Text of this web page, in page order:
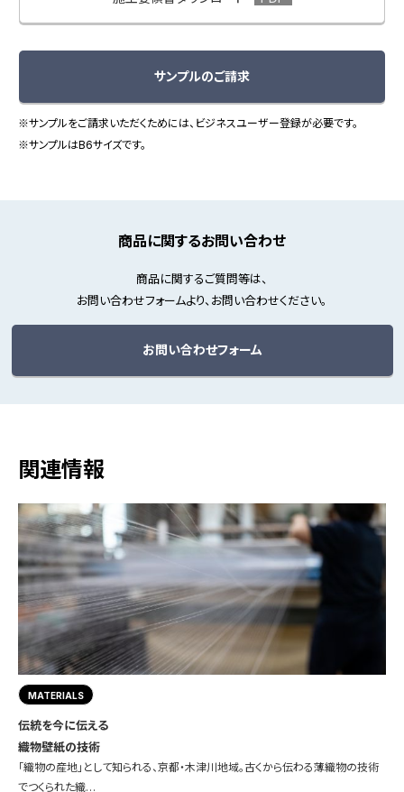
サンプルのご請求
※サンプルをご請求いただくためには、ビジネスユーザー登録が必要です。
※サンプルはB6サイズです。
商品に関するお問い合わせ
商品に関するご質問等は、
お問い合わせフォームより、お問い合わせください。
お問い合わせフォーム
関連情報
MATERIALS
伝統を今に伝える
織物壁紙の技術
「織物の産地」として知られる、京都・木津川地域。古くから伝わる薄織物の技術
でつくられた織…